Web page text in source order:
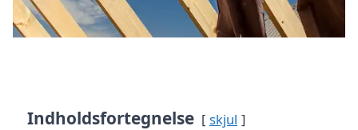
Indholdsfortegnelse skjul